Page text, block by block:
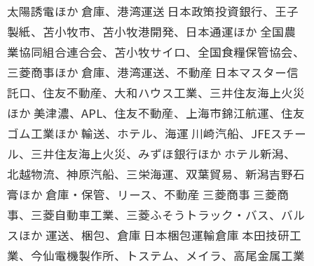
太陽誘電ほか 倉庫、港湾運送 日本政策投資銀行、王子
製紙、苫小牧市、苫小牧港開発、日本通運ほか 全国農
業協同組合連合会、苫小牧サイロ、全国食糧保管協会、
三菱商事ほか 倉庫、港湾運送、不動産 日本マスター信
託口、住友不動産、大和ハウス工業、三井住友海上火災
ほか 美津濃、APL、住友不動産、上海市錦江航運、住友
ゴム工業ほか 輸送、ホテル、海運 川崎汽船、JFEスチー
ル、三井住友海上火災、みずほ銀行ほか ホテル新潟、
北越物流、神原汽船、三栄海運、双葉貿易、新潟吉野石
膏ほか 倉庫・保管、リース、不動産 三菱商事 三菱商
事、三菱自動車工業、三菱ふそうトラック・バス、バル
スほか 運送、梱包、倉庫 日本梱包運輸倉庫 本田技研工
業、今仙電機製作所、トステム、メイラ、高尾金属工業